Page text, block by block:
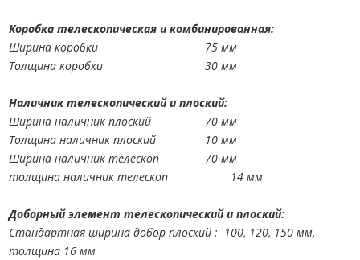
Коробка телескопическая и комбинированная:
Ширина коробки
75 мм
Толщина коробки
30 мм
Наличник телескопический и плоский:
Ширина наличник плоский
70 мм
Толщина наличник плоский
10 мм
Ширина наличник телескоп
70 мм
толщина наличник телескоп
14 мм
Доборный элемент телескопический и плоский:
Стандартная ширина добор плоский : 100, 120, 150 мм,
толщина 16 мм